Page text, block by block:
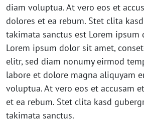
diam voluptua. At vero eos et
dolores et ea rebum. Stet clita
takimata sanctus est Lorem ipsum
Lorem ipsum dolor sit amet,
elitr, sed diam nonumy eirmod
labore et dolore magna aliquyam
voluptua. At vero eos et accusam
et ea rebum. Stet clita kasd
takimata sanctus.